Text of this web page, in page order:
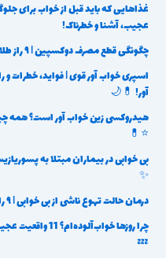
عجیب، آشنا و خطرناک!
چگونگی قطع مصرف دوکسپین | ۹ راز طلایی، بایدها و نبایدها💊🧠
اسپری خواب آور قوی | فواید، خطرات
آور! 💊🌙
هیدروکسی زین خواب آور است؟ همه
⭐💊
✨
درمان حالت تهوع ناشی از بی خوابی | ۹ راهکار علمی
چرا روزها
💤